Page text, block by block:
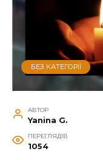
БЕЗ КАТЕГОРІЇ
АВТОР
Yanina G.
ПЕРЕГЛЯДІВ
1054